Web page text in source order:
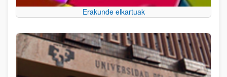
Erakunde elkartuak